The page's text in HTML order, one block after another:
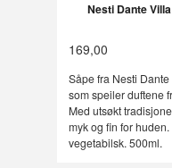
Nesti Dante
169,00
Såpe fra Nesti
som speiler duftene
Med utsøkt
myk og fin for
vegetabilsk. 500ml.